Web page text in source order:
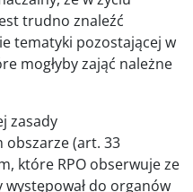
trudno znaleźć
tematyki pozostającej w
mogłyby zająć należne
zasady
obszarze (art. 33
które RPO obserwuje ze
występował do organów